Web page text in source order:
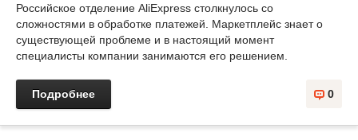
Российское отделение AliExpress столкнулось со
сложностями в обработке платежей. Маркетплейс знает о
существующей проблеме и в настоящий момент
специалисты компании занимаются его решением.
Подробнее 0